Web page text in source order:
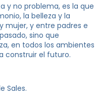
y no problema, es la que
la belleza y la
mujer, y entre padres e
sino que
en todos los ambientes
construir el futuro.
Sales.